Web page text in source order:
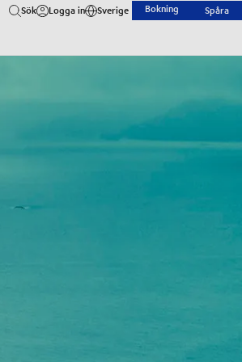
Sök Logga in Sverige Bokning Spåra